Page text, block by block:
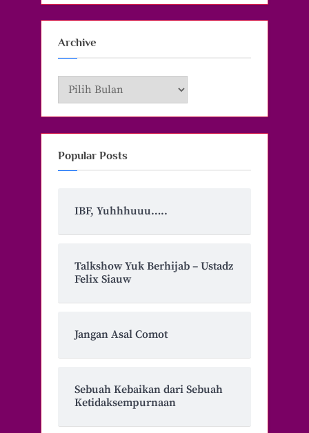
Archive
Archive
Popular Posts
IBF, Yuhhhuuu…..
Talkshow Yuk Berhijab – Ustadz
Felix Siauw
Jangan Asal Comot
Sebuah Kebaikan dari Sebuah
Ketidaksempurnaan